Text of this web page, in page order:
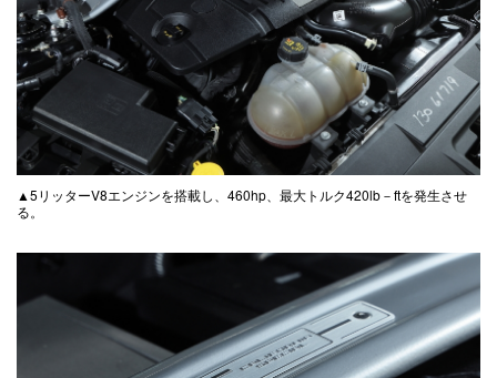
▲5リッターV8エンジンを搭載し、460hp、最大トルク420lb－ftを発生させ
る。